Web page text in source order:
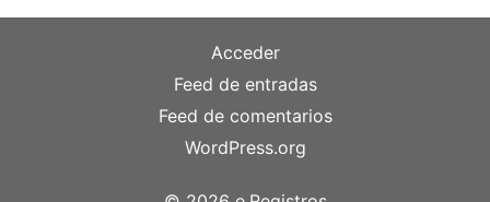
Acceder
Feed de entradas
Feed de comentarios
WordPress.org